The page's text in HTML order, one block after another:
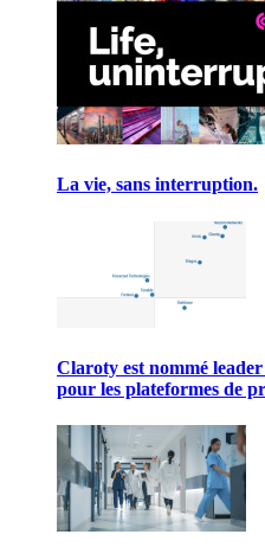
La vie, sans interruption.
Claroty est nommé
pour les plateformes de